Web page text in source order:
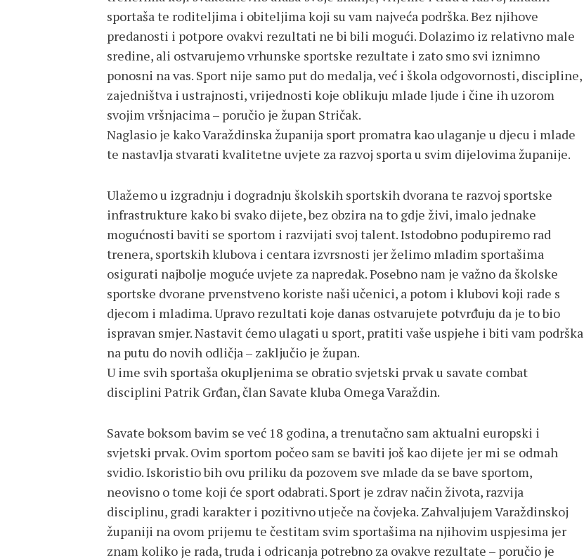
sportaša te roditeljima i obiteljima koji su vam najveća podrška. Bez njihove
predanosti i potpore ovakvi rezultati ne bi bili mogući. Dolazimo iz relativno male
sredine, ali ostvarujemo vrhunske sportske rezultate i zato smo svi iznimno
ponosni na vas. Sport nije samo put do medalja, već i škola odgovornosti, discipline,
zajedništva i ustrajnosti, vrijednosti koje oblikuju mlade ljude i čine ih uzorom
svojim vršnjacima – poručio je župan Stričak.
Naglasio je kako Varaždinska županija sport promatra kao ulaganje u djecu i mlade
te nastavlja stvarati kvalitetne uvjete za razvoj sporta u svim dijelovima županije.
Ulažemo u izgradnju i dogradnju školskih sportskih dvorana te razvoj sportske
infrastrukture kako bi svako dijete, bez obzira na to gdje živi, imalo jednake
mogućnosti baviti se sportom i razvijati svoj talent. Istodobno podupiremo rad
trenera, sportskih klubova i centara izvrsnosti jer želimo mladim sportašima
osigurati najbolje moguće uvjete za napredak. Posebno nam je važno da školske
sportske dvorane prvenstveno koriste naši učenici, a potom i klubovi koji rade s
djecom i mladima. Upravo rezultati koje danas ostvarujete potvrđuju da je to bio
ispravan smjer. Nastavit ćemo ulagati u sport, pratiti vaše uspjehe i biti vam podrška
na putu do novih odličja – zaključio je župan.
U ime svih sportaša okupljenima se obratio svjetski prvak u savate combat
disciplini Patrik Grđan, član Savate kluba Omega Varaždin.
Savate boksom bavim se već 18 godina, a trenutačno sam aktualni europski i
svjetski prvak. Ovim sportom počeo sam se baviti još kao dijete jer mi se odmah
svidio. Iskoristio bih ovu priliku da pozovem sve mlade da se bave sportom,
neovisno o tome koji će sport odabrati. Sport je zdrav način života, razvija
disciplinu, gradi karakter i pozitivno utječe na čovjeka. Zahvaljujem Varaždinskoj
županiji na ovom prijemu te čestitam svim sportašima na njihovim uspjesima jer
znam koliko je rada, truda i odricanja potrebno za ovakve rezultate – poručio je